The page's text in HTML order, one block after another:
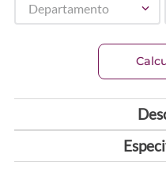
Departamento